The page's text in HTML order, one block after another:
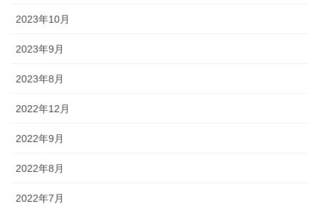
2023年10月
2023年9月
2023年8月
2022年12月
2022年9月
2022年8月
2022年7月